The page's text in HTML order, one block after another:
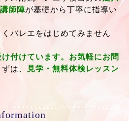
講師陣が基礎から丁寧に指導い
バレエをはじめてみません
付けています。 お気軽にお問
は、
見学・無料体検レッスン